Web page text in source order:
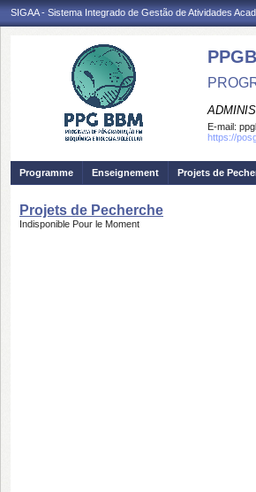
SIGAA - Sistema Integrado de Gestão de Atividades
E-mail:
https://
Programme Enseignement Projets de
Projets de Pecherche
Indisponible Pour le Moment